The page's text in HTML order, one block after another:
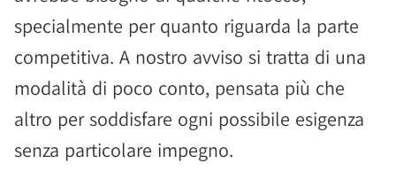
specialmente per quanto riguarda la parte
competitiva. A nostro avviso si tratta di una
modalità di poco conto, pensata più che
altro per soddisfare ogni possibile esigenza
senza particolare impegno.